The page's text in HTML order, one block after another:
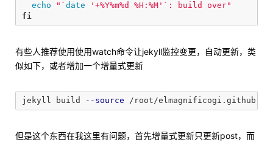
echo
" ` date '+%Y%m%d %H:%M' ` : build over"
fi
有些人推荐使用使用watch命令让jekyll监控变更，自动更新，类
似如下，或者增加一个增量式更新
jekyll build --source /root/
但是这个东西在我这里有问题，首先增量式更新只更新post，而